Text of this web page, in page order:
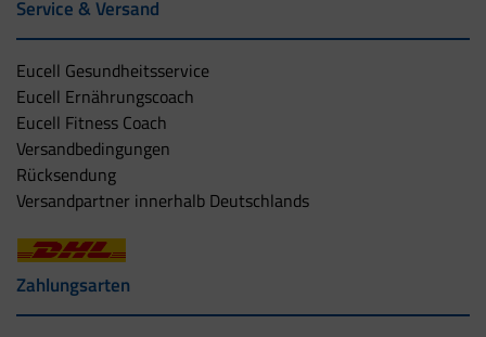
Service & Versand
Eucell Gesundheitsservice
Eucell Ernährungscoach
Eucell Fitness Coach
Versandbedingungen
Rücksendung
Versandpartner innerhalb Deutschlands
Zahlungsarten